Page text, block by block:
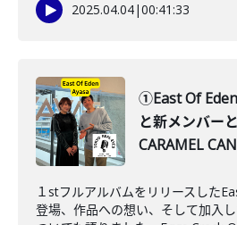
2025.04.04|00:41:33
①East Of
と新メンバー
CARAMEL
１stフルアルバムをリリースした
登場、作品への想い、そして加入